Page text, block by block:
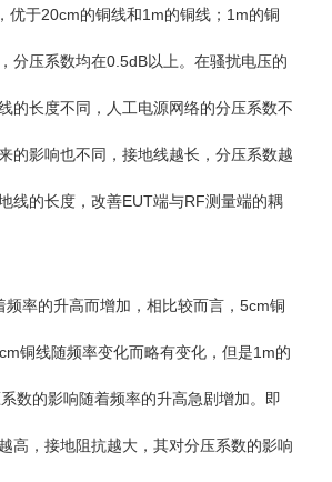
优于20cm的铜线和1m的铜线；1m的铜
分压系数均在0.5dB以上。在骚扰电压的
的长度不同，人工电源网络的分压系数不
的影响也不同，接地线越长，分压系数越
线的长度，改善EUT端与RF测量端的耦
频率的升高而增加，相比较而言，5cm铜
铜线随频率变化而略有变化，但是1m的
数的影响随着频率的升高急剧增加。即
高，接地阻抗越大，其对分压系数的影响